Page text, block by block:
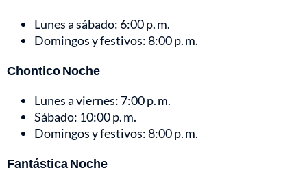
Lunes a sábado: 6:00 p. m.
Domingos y festivos: 8:00 p. m.
Chontico Noche
Lunes a viernes: 7:00 p. m.
Sábado: 10:00 p. m.
Domingos y festivos: 8:00 p. m.
Fantástica Noche